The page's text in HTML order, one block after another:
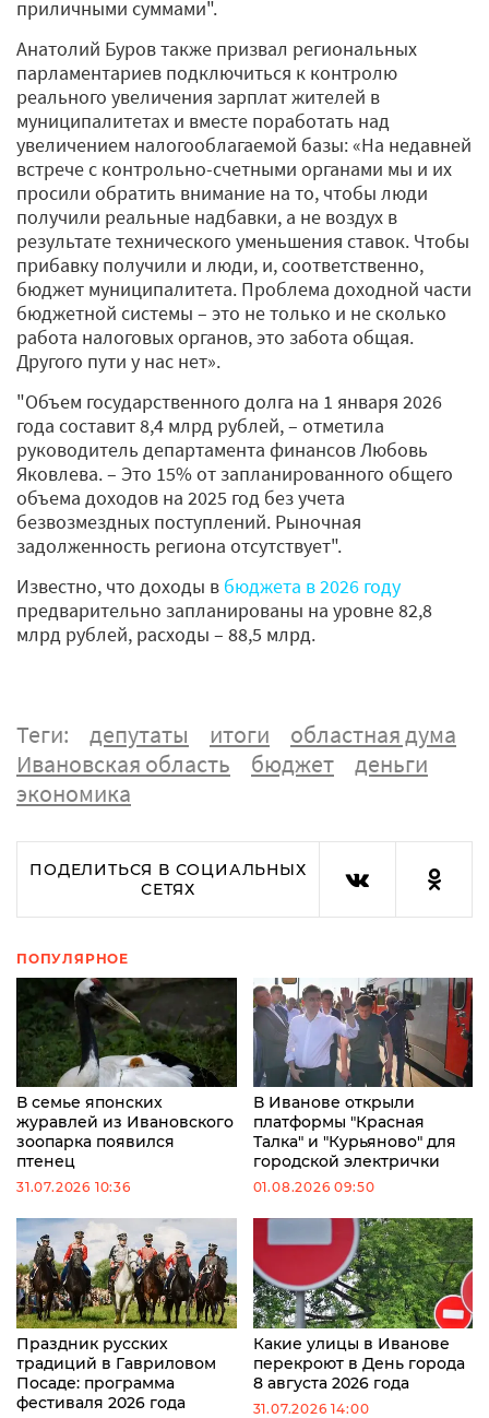
приличными суммами".
Анатолий Буров также призвал региональных
парламентариев подключиться к контролю
реального увеличения зарплат жителей в
муниципалитетах и вместе поработать над
увеличением налогооблагаемой базы: «На недавней
встрече с контрольно-счетными органами мы и их
просили обратить внимание на то, чтобы люди
получили реальные надбавки, а не воздух в
результате технического уменьшения ставок. Чтобы
прибавку получили и люди, и, соответственно,
бюджет муниципалитета. Проблема доходной части
бюджетной системы – это не только и не сколько
работа налоговых органов, это забота общая.
Другого пути у нас нет».
"Объем государственного долга на 1 января 2026
года составит 8,4 млрд рублей, – отметила
руководитель департамента финансов Любовь
Яковлева. – Это 15% от запланированного общего
объема доходов на 2025 год без учета
безвозмездных поступлений. Рыночная
задолженность региона отсутствует".
Известно, что доходы в бюджета в 2026 году
предварительно запланированы на уровне 82,8
млрд рублей, расходы – 88,5 млрд.
Теги: депутаты итоги
областная дума
Ивановская область
бюджет
деньги
экономика
ПОДЕЛИТЬСЯ В СОЦИАЛЬНЫХ
СЕТЯХ
ПОПУЛЯРНОЕ
В семье японских
журавлей из Ивановского
зоопарка появился
птенец
31.07.2026 10:36
В Иванове открыли
платформы "Красная
Талка" и "Курьяново" для
городской электрички
01.08.2026 09:50
Праздник русских
традиций в Гавриловом
Посаде: программа
фестиваля 2026 года
Какие улицы в Иванове
перекроют в День города
8 августа 2026 года
31.07.2026 14:00